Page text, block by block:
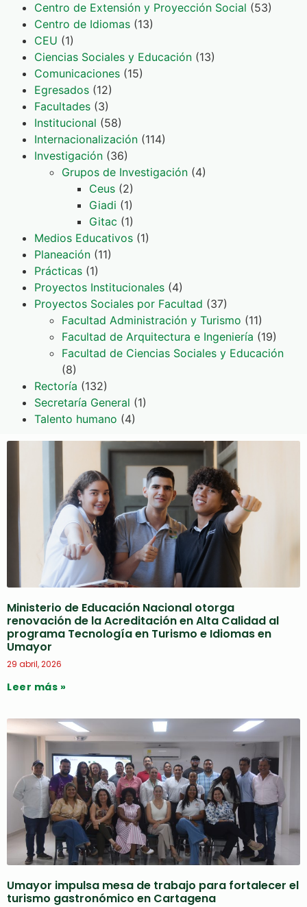
Centro de Extensión y Proyección Social (53)
Centro de Idiomas (13)
CEU (1)
Ciencias Sociales y Educación (13)
Comunicaciones (15)
Egresados (12)
Facultades (3)
Institucional (58)
Internacionalización (114)
Investigación (36)
Grupos de Investigación (4)
Ceus (2)
Giadi (1)
Gitac (1)
Medios Educativos (1)
Planeación (11)
Prácticas (1)
Proyectos Institucionales (4)
Proyectos Sociales por Facultad (37)
Facultad Administración y Turismo (11)
Facultad de Arquitectura e Ingeniería (19)
Facultad de Ciencias Sociales y Educación
(8)
Rectoría (132)
Secretaría General (1)
Talento humano (4)
Ministerio de Educación Nacional otorga
renovación de la Acreditación en Alta Calidad al
programa Tecnología en Turismo e Idiomas en
Umayor
29 abril, 2026
Leer más »
Umayor impulsa mesa de trabajo para fortalecer el
turismo gastronómico en Cartagena